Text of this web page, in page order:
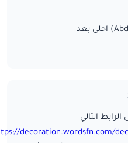
التالي
decoration.wordsfn.com/